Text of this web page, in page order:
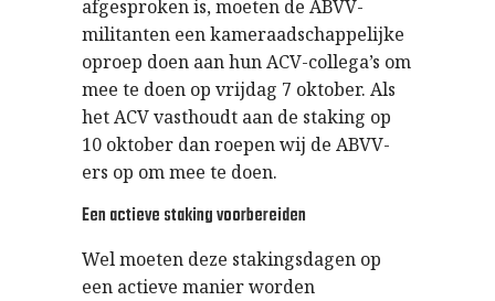
afgesproken is, moeten de ABVV-
militanten een kameraadschappelijke
oproep doen aan hun ACV-collega’s om
mee te doen op vrijdag 7 oktober. Als
het ACV vasthoudt aan de staking op
10 oktober dan roepen wij de ABVV-
ers op om mee te doen.
Een actieve staking voorbereiden
Wel moeten deze stakingsdagen op
een actieve manier worden